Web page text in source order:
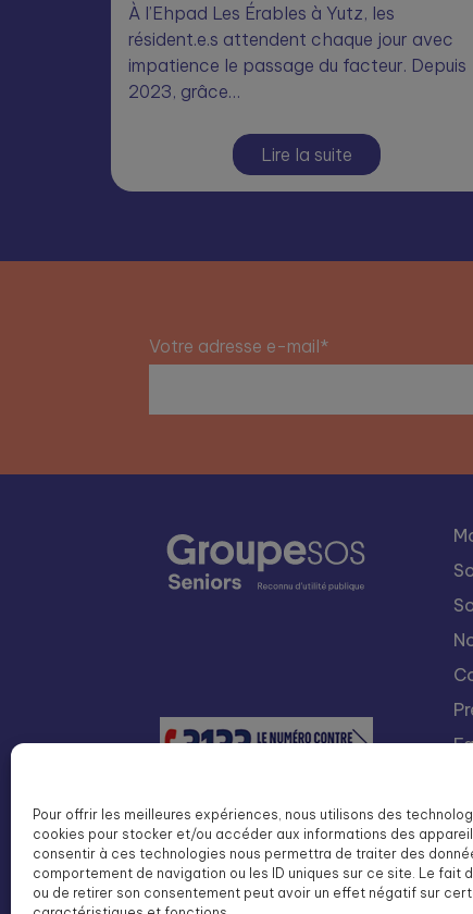
Pour offrir les meilleures expériences, nous utilisons des
cookies pour stocker et/ou accéder aux informations des
consentir à ces technologies nous permettra de traiter des
comportement de navigation ou les ID uniques sur ce site. Le fait
ou de retirer son consentement peut avoir un effet négatif sur
À l’Ehpad Les Érables à Yutz, les
résident.e.s attendent chaque jour avec
impatience le passage du facteur. Depuis
2023, grâce…
Lire la suite
Votre adresse e-mail*